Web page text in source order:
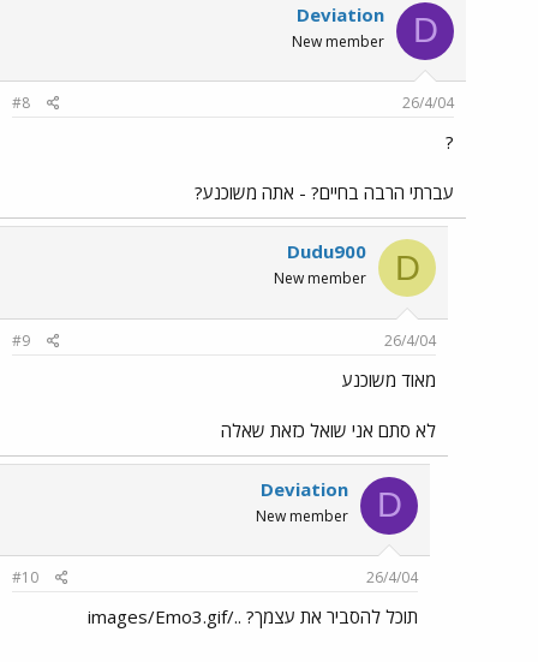
D
Deviation
New member
26/4/04
#8
?
עברתי הרבה בחיים? - אתה משוכנע?
D
Dudu900
New member
26/4/04
#9
מאוד משוכנע
לא סתם אני שואל כזאת שאלה
D
Deviation
New member
26/4/04
#10
תוכל להסביר את עצמך? ../images/Emo3.gif